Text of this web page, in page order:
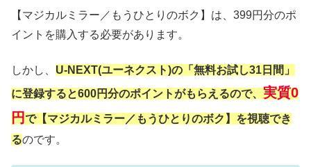
【マジカルミラー／もうひとりのボク】は、399円分のポ
イントを購入する必要があります。
しかし、 U-NEXT(ユーネクスト)の「無料お試し31日間」
に登録すると600円分のポイントがもらえるので、 実質0
円で【マジカルミラー／もうひとりのボク】を視聴でき
るのです。